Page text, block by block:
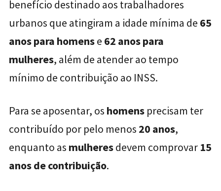
benefício destinado aos trabalhadores
urbanos que atingiram a idade mínima de 65
anos para homense 62 anos para
mulheres, além de atender ao tempo
mínimo de contribuição ao INSS.
Para se aposentar, os homens precisam ter
contribuído por pelo menos 20 anos,
enquanto as mulheresdevem comprovar 15
anos de contribuição.